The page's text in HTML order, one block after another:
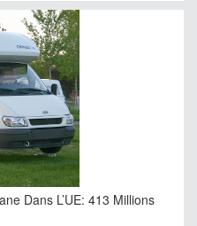
Dans L’UE: 413 Millions